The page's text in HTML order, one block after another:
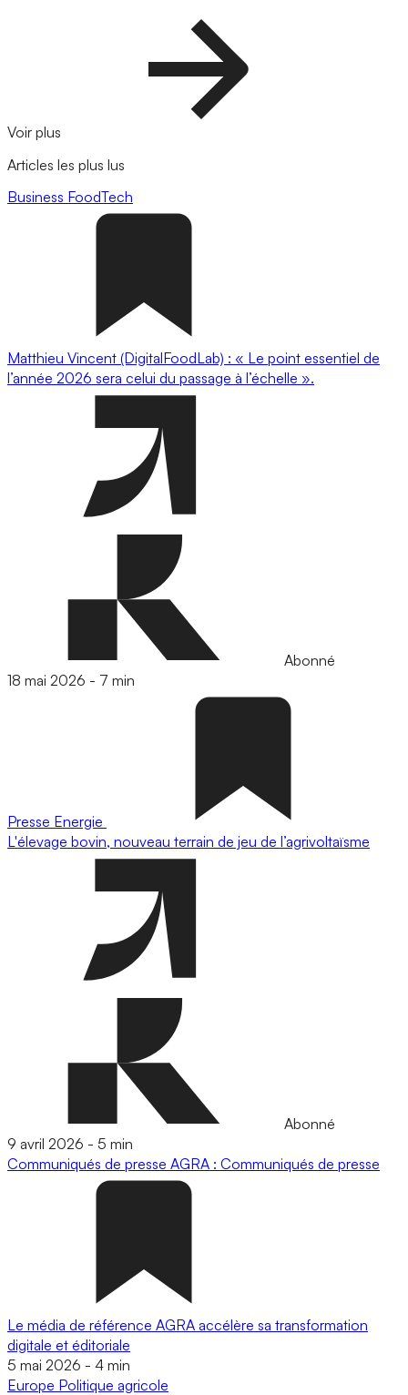
Voir plus
Articles les plus lus
Business FoodTech
Matthieu Vincent (DigitalFoodLab) : « Le point essentiel de
l’année 2026 sera celui du passage à l’échelle ».
Abonné
18 mai 2026 - 7 min
Presse Energie
L'élevage bovin, nouveau terrain de jeu de l’agrivoltaïsme
Abonné
9 avril 2026 - 5 min
Communiqués de presse AGRA : Communiqués de presse
Le média de référence AGRA accélère sa transformation
digitale et éditoriale
5 mai 2026 - 4 min
Europe Politique agricole